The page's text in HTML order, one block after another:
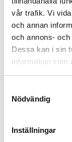
vår trafik. Vi
och annan
och annons-
Dessa kan i sin
information som
samlat in när du
Nödvändig
Inställningar
Fler varianter
379 kr